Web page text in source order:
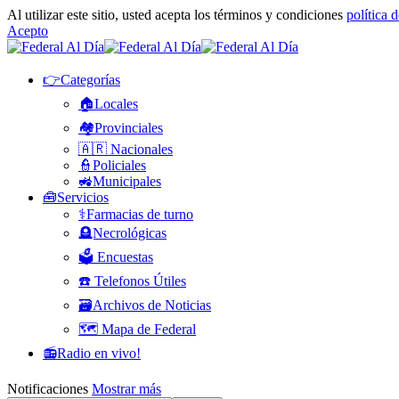
Al utilizar este sitio, usted acepta los términos y condiciones política
Acepto
👉Categorías
🏠Locales
🏘️Provinciales
🇦🇷 Nacionales
👮Policiales
🚜Municipales
🧰Servicios
⚕️Farmacias de turno
🪦Necrológicas
🗳️ Encuestas
☎️ Telefonos Útiles
🗃️Archivos de Noticias
🗺️ Mapa de Federal
📻Radio en vivo!
Notificaciones Mostrar más